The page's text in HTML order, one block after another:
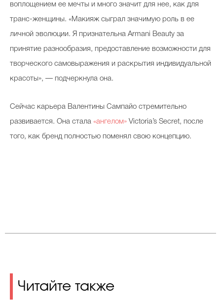
воплощением ее мечты и много значит для нее, как для
транс-женщины. «Макияж сыграл значимую роль в ее
личной эволюции. Я признательна Armani Beauty за
принятие разнообразия, предоставление возможности для
творческого самовыражения и раскрытия индивидуальной
красоты», — подчеркнула она.
Сейчас карьера Валентины Сампайо стремительно
развивается. Она стала «ангелом» Victoria’s Secret, после
того, как бренд полностью поменял свою концепцию.
Читайте также